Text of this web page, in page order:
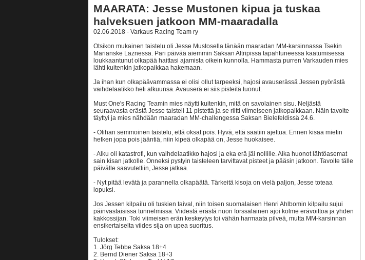
MAARATA: Jesse Mustonen kipua ja tuskaa
halveksuen jatkoon MM-maaradalla
02.06.2018 - Varkaus Racing Team ry
Otsikon mukainen taistelu oli Jesse Mustosella tänään maaradan MM-karsinnassa Tsekin
Marianske Laznessa. Pari päivää aiemmin Saksan Altripissa tapahtuneessa kaatumisessa
loukkaantunut olkapää haittasi ajamista oikein kunnolla. Hammasta purren Varkauden mies
lähti kuitenkin jatkopaikkaa hakemaan.
Ja ihan kun olkapäävammassa ei olisi ollut tarpeeksi, hajosi avauserässä Jessen pyörästä
vaihdelaatikko heti alkuunsa. Avauserä ei siis pisteitä tuonut.
Must One's Racing Teamin mies näytti kuitenkin, mitä on savolainen sisu. Neljästä
seuraavasta erästä Jesse taisteli 11 pistettä ja se riitti viimeiseen jatkopaikkaan. Näin tavoite
täyttyi ja mies nähdään maaradan MM-challengessa Saksan Bielefeldissä 24.6.
- Olihan semmoinen taistelu, että oksat pois. Hyvä, että saatiin ajettua. Ennen kisaa mietin
hetken jopa pois jääntiä, niin kipeä olkapää on, Jesse huokaisee.
- Alku oli katastrofi, kun vaihdelaatikko hajosi ja eka erä jäi nollille. Aika huonot lähtöasemat
sain kisan jatkolle. Onneksi pystyin taisteleen tarvittavat pisteet ja pääsin jatkoon. Tavoite tälle
päivälle saavutettiin, Jesse jatkaa.
- Nyt pitää levätä ja parannella olkapäätä. Tärkeitä kisoja on vielä paljon, Jesse toteaa
lopuksi.
Jos Jessen kilpailu oli tuskien taival, niin toisen suomalaisen Henri Ahlbomin kilpailu sujui
päinvastaisissa tunnelmissa. Viidestä erästä nuori forssalainen ajoi kolme erävoittoa ja yhden
kakkossijan. Toki viimeisen erän keskeytys toi vähän harmaata pilveä, mutta MM-karsinnan
ensikertaiselta viides sija on upea suoritus.
Tulokset:
1. Jörg Tebbe Saksa 18+4
2. Bernd Diener Saksa 18+3